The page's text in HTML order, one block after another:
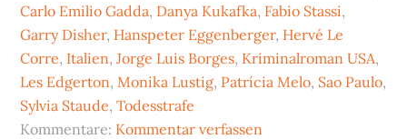
Carlo Emilio Gadda, Danya Kukafka, Fabio Stassi,
Garry Disher, Hanspeter Eggenberger, Hervé Le
Corre, Italien,Jorge Luis Borges, Kriminalroman USA,
Les Edgerton, Monika Lustig, Patrícia Melo, Sao Paulo,
Sylvia Staude,Todesstrafe
Kommentare: Kommentar verfassen